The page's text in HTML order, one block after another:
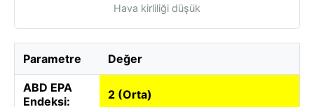
Hava kirliliği düşük
Parametre Değer
ABD EPA
Endeksi:
2 (Orta)